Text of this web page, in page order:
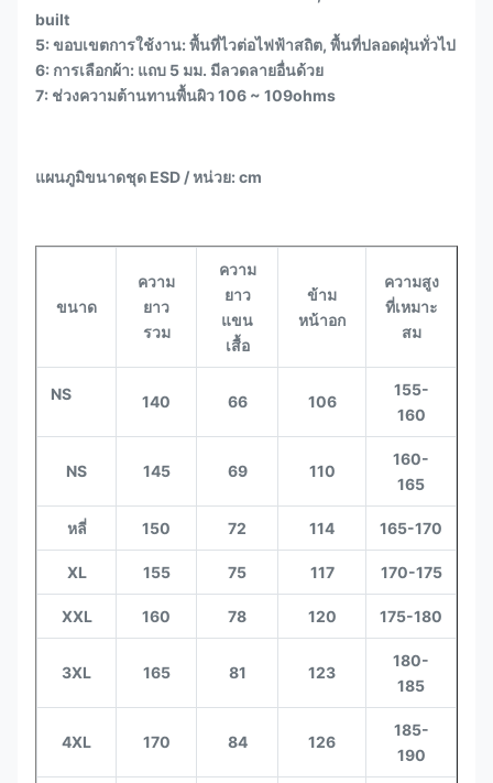
built
5: ขอบเขตการใช้งาน: พื้นที่ไวต่อไฟฟ้าสถิต, พื้นที่ปลอดฝุ่นทั่วไป
6: การเลือกผ้า: แถบ 5 มม. มีลวดลายอื่นด้วย
7: ช่วงความต้านทานพื้นผิว 106 ~ 109ohms
แผนภูมิขนาดชุด ESD / หน่วย: cm
ขนาด
ความ
ยาว
รวม
ความ
ยาว
แขน
เสื้อ
ข้าม
หน้าอก
ความสูง
ที่เหมาะ
สม
NS 140 66 106
155-
160
NS 145 69 110
160-
165
หลี่ 150 72 114 165-170
XL 155 75 117 170-175
XXL 160 78 120 175-180
3XL 165 81 123
180-
185
4XL 170 84 126
185-
190